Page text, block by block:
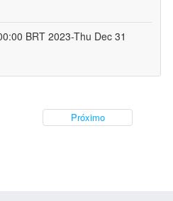
BRT 2023-Thu Dec 31
Próximo